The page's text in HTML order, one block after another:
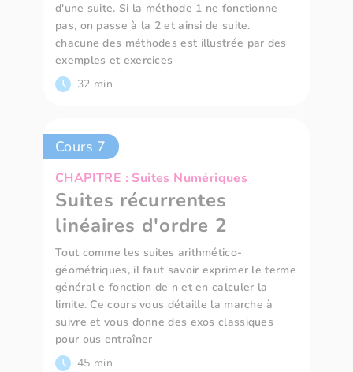
d'une suite. Si la méthode 1 ne fonctionne
pas, on passe à la 2 et ainsi de suite.
chacune des méthodes est illustrée par des
exemples et exercices
32 min
Cours 7
CHAPITRE : Suites Numériques
Suites récurrentes
linéaires d'ordre 2
Tout comme les suites arithmético-
géométriques, il faut savoir exprimer le terme
général e fonction de n et en calculer la
limite. Ce cours vous détaille la marche à
suivre et vous donne des exos classiques
pour ous entraîner
45 min